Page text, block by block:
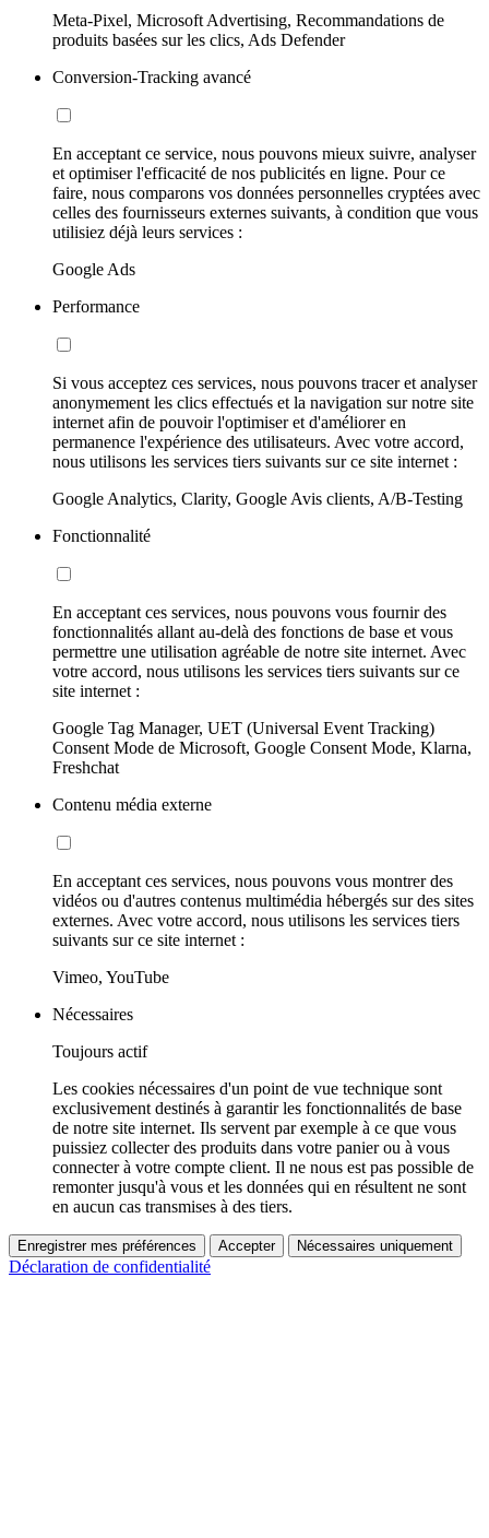
Meta-Pixel, Microsoft Advertising, Recommandations de
produits basées sur les clics, Ads Defender
Conversion-Tracking avancé
En acceptant ce service, nous pouvons mieux suivre, analyser
et optimiser l'efficacité de nos publicités en ligne. Pour ce
faire, nous comparons vos données personnelles cryptées avec
celles des fournisseurs externes suivants, à condition que vous
utilisiez déjà leurs services :
Google Ads
Performance
Si vous acceptez ces services, nous pouvons tracer et analyser
anonymement les clics effectués et la navigation sur notre site
internet afin de pouvoir l'optimiser et d'améliorer en
permanence l'expérience des utilisateurs. Avec votre accord,
nous utilisons les services tiers suivants sur ce site internet :
Google Analytics, Clarity, Google Avis clients, A/B-Testing
Fonctionnalité
En acceptant ces services, nous pouvons vous fournir des
fonctionnalités allant au-delà des fonctions de base et vous
permettre une utilisation agréable de notre site internet. Avec
votre accord, nous utilisons les services tiers suivants sur ce
site internet :
Google Tag Manager, UET (Universal Event Tracking)
Consent Mode de Microsoft, Google Consent Mode, Klarna,
Freshchat
Contenu média externe
En acceptant ces services, nous pouvons vous montrer des
vidéos ou d'autres contenus multimédia hébergés sur des sites
externes. Avec votre accord, nous utilisons les services tiers
suivants sur ce site internet :
Vimeo, YouTube
Nécessaires
Toujours actif
Les cookies nécessaires d'un point de vue technique sont
exclusivement destinés à garantir les fonctionnalités de base
de notre site internet. Ils servent par exemple à ce que vous
puissiez collecter des produits dans votre panier ou à vous
connecter à votre compte client. Il ne nous est pas possible de
remonter jusqu'à vous et les données qui en résultent ne sont
en aucun cas transmises à des tiers.
Enregistrer mes préférences Accepter Nécessaires uniquement
Déclaration de confidentialité